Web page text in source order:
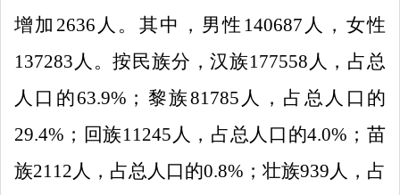
增加 2636 人。其中，男性 140687 人，女性
137283 人。按民族分，汉族177558 人，占总
人口的63.9% ；黎族81785 人，占总人口的
29.4% ；回族11245 人，占总人口的4.0% ；苗
族2112 人，占总人口的0.8% ；壮族939 人，占